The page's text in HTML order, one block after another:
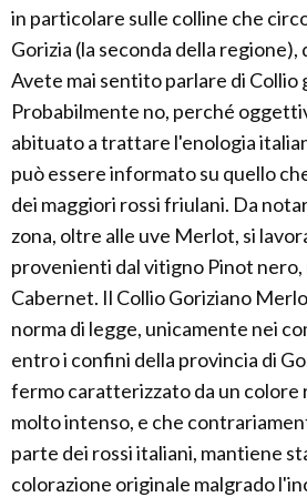
in particolare sulle colline che
Gorizia (la seconda della regione),
Avete mai sentito parlare di Collio
Probabilmente no, perché
abituato a trattare l'enologia
può essere informato su quello
dei maggiori rossi friulani. Da
zona, oltre alle uve Merlot, si
provenienti dal vitigno Pinot nero,
Cabernet. Il Collio Goriziano
norma di legge, unicamente nei
entro i confini della provincia di
fermo caratterizzato da un colore
molto intenso, e che
parte dei rossi italiani, mantiene
colorazione originale malgrado